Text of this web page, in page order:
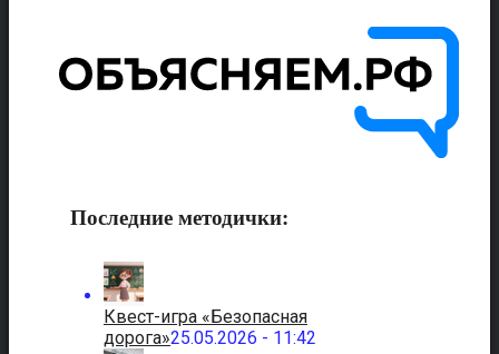
Последние методички:
Квест-игра «Безопасная
дорога»25.05.2026 - 11:42